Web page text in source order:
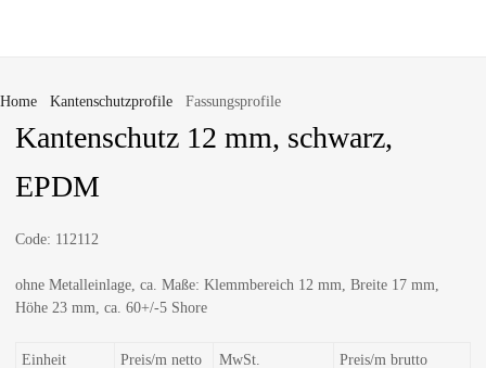
Home Kantenschutzprofile Fassungsprofile
Kantenschutz 12 mm, schwarz,
EPDM
Code: 112112
ohne Metalleinlage, ca. Maße: Klemmbereich 12 mm, Breite 17 mm,
Höhe 23 mm, ca. 60+/-5 Shore
Einheit Preis/m netto MwSt. Preis/m brutto